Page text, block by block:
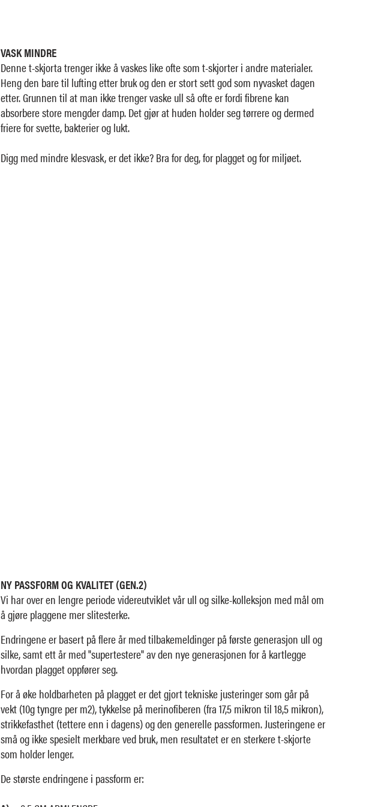
VASK MINDRE
Denne t-skjorta trenger ikke å vaskes like ofte som t-skjorter i andre materialer.
Heng den bare til lufting etter bruk og den er stort sett god som nyvasket dagen
etter. Grunnen til at man ikke trenger vaske ull så ofte er fordi fibrene kan
absorbere store mengder damp. Det gjør at huden holder seg tørrere og dermed
friere for svette, bakterier og lukt.
Digg med mindre klesvask, er det ikke? Bra for deg, for plagget og for miljøet.
NY PASSFORM OG KVALITET (GEN.2)
Vi har over en lengre periode videreutviklet vår ull og silke-kolleksjon med mål om
å gjøre plaggene mer slitesterke.
Endringene er basert på flere år med tilbakemeldinger på første generasjon ull og
silke, samt ett år med "supertestere" av den nye generasjonen for å kartlegge
hvordan plagget oppfører seg.
For å øke holdbarheten på plagget er det gjort tekniske justeringer som går på
vekt (10g tyngre per m2), tykkelse på merinofiberen (fra 17,5 mikron til 18,5 mikron),
strikkefasthet (tettere enn i dagens) og den generelle passformen. Justeringene er
små og ikke spesielt merkbare ved bruk, men resultatet er en sterkere t-skjorte
som holder lenger.
De største endringene i passform er: